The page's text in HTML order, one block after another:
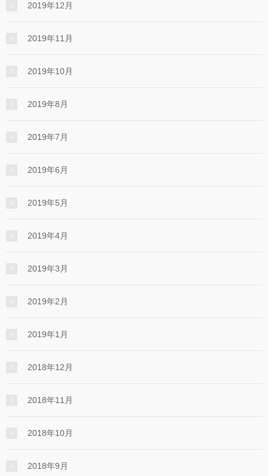
2019年12月
2019年11月
2019年10月
2019年8月
2019年7月
2019年6月
2019年5月
2019年4月
2019年3月
2019年2月
2019年1月
2018年12月
2018年11月
2018年10月
2018年9月